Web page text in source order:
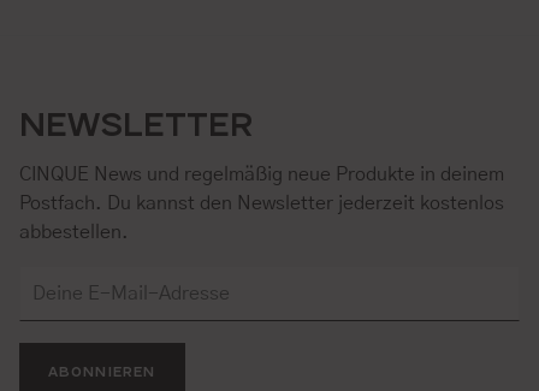
NEWSLETTER
CINQUE News und regelmäßig neue Produkte in deinem
Postfach. Du kannst den Newsletter jederzeit kostenlos
abbestellen.
ABONNIEREN